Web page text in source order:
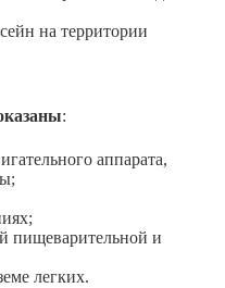
на территории
:
аппарата,
пищеварительной и
легких.